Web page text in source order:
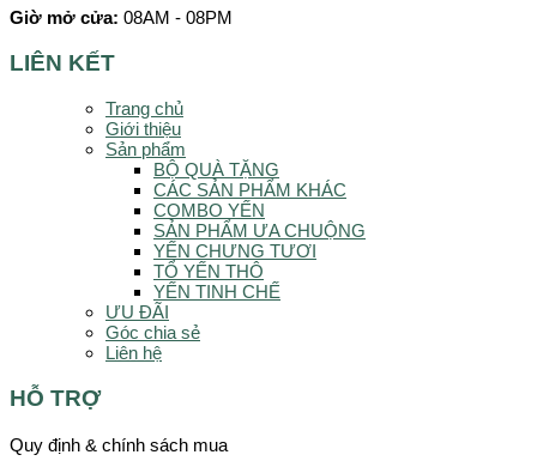
Giờ mở cửa: 08AM - 08PM
LIÊN KẾT
Trang chủ
Giới thiệu
Sản phẩm
BỘ QUÀ TẶNG
CÁC SẢN PHẨM KHÁC
COMBO YẾN
SẢN PHẨM ƯA CHUỘNG
YẾN CHƯNG TƯƠI
TỔ YẾN THÔ
YẾN TINH CHẾ
ƯU ĐÃI
Góc chia sẻ
Liên hệ
HỖ TRỢ
Quy định & chính sách mua